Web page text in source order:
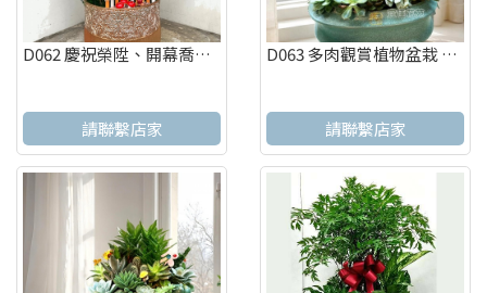
D062 慶祝榮陞、開幕喬遷、參展成功、招財進寶盆栽
請聯繫店家
D063 多肉觀賞植物盆栽 辦公室療癒紓壓盆栽 觀葉盆栽
請聯繫店家